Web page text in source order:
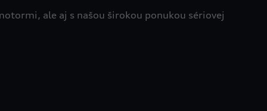
ale aj s našou širokou ponukou sériovej